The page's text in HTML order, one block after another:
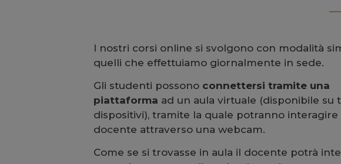
I nostri corsi online si svolgono con modalità
quelli che effettuiamo giornalmente in sede.
Gli studenti possono connettersi tramite una
piattaforma ad un aula virtuale (disponibile su
dispositivi), tramite la quale potranno interagire
docente attraverso una webcam.
Come se si trovasse in aula il docente potrà